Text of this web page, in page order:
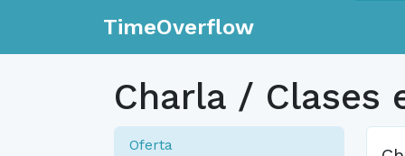
TimeOverflow
Charla / Clases
Oferta